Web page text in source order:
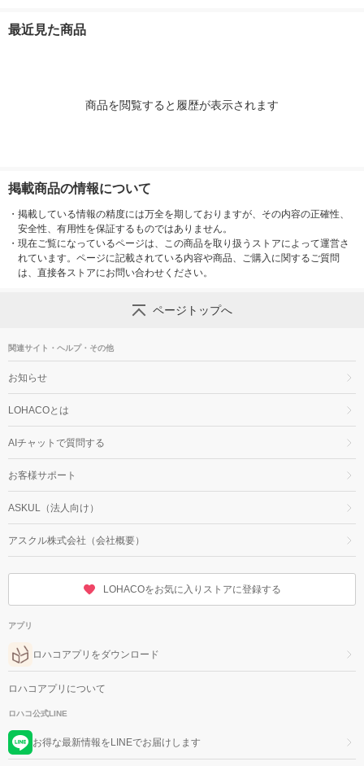
最近見た商品
商品を閲覧すると履歴が表示されます
掲載商品の情報について
・ 掲載している情報の精度には万全を期しておりますが、その内容の正確性、
安全性、有用性を保証するものではありません。
・ 現在ご覧になっているページは、この商品を取り扱うストアによって運営さ
れています。ページに記載されている内容や商品、ご購入に関するご質問
は、直接各ストアにお問い合わせください。
ページトップへ
関連サイト・ヘルプ・その他
お知らせ
LOHACOとは
AIチャットで質問する
お客様サポート
ASKUL（法人向け）
アスクル株式会社（会社概要）
LOHACOをお気に入りストアに登録する
アプリ
ロハコアプリをダウンロード
ロハコアプリについて
ロハコ公式LINE
お得な最新情報をLINEでお届けします